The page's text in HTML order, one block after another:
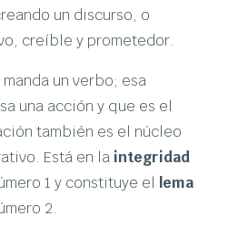
un discurso, o
creíble y prometedor.
un verbo; esa
una acción y que es el
también es el núcleo
Está en la integridad
1 y constituye el lema
2.